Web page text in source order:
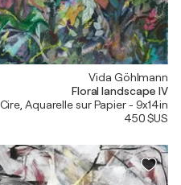
Vida Göhlmann
Floral landscape IV
Cire, Aquarelle sur Papier - 9x14in
450 $US